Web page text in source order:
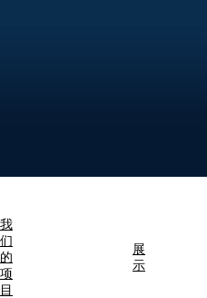
我
们
的
项
目
展
示